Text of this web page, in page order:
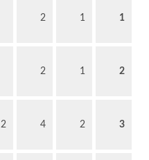
2 1 1
2 1 2
2 4 2 3